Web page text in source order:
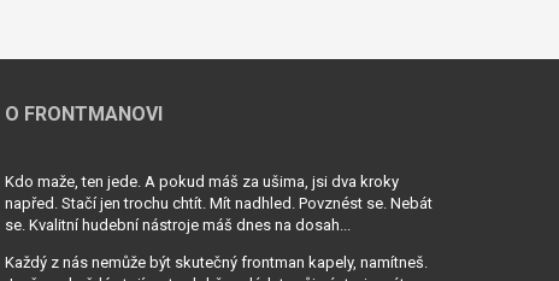
O FRONTMANOVI
Kdo maže, ten jede. A pokud máš za ušima, jsi dva kroky
napřed. Stačí jen trochu chtít. Mít nadhled. Povznést se. Nebát
se. Kvalitní hudební nástroje máš dnes na dosah...
Každý z nás nemůže být skutečný frontman kapely, namítneš.